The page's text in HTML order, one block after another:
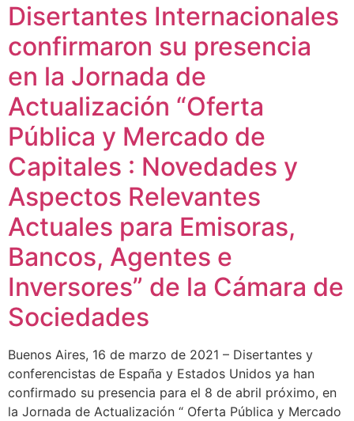
Disertantes Internacionales
confirmaron su presencia
en la Jornada de
Actualización “Oferta
Pública y Mercado de
Capitales : Novedades y
Aspectos Relevantes
Actuales para Emisoras,
Bancos, Agentes e
Inversores” de la Cámara de
Sociedades
Buenos Aires, 16 de marzo de 2021 – Disertantes y
conferencistas de España y Estados Unidos ya han
confirmado su presencia para el 8 de abril próximo, en
la Jornada de Actualización “ Oferta Pública y Mercado